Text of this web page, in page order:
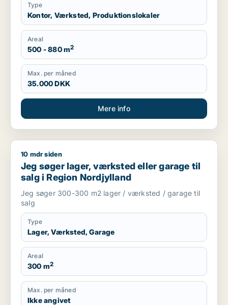
Type
Kontor, Værksted, Produktionslokaler
Areal
500 - 880 m2
Max. per måned
35.000 DKK
Mere info
Jeg søger lager, værksted eller garage til salg i Region
10 mdr siden
Jeg søger lager, værksted eller garage til
salg i Region Nordjylland
Jeg søger 300-300 m2 lager / værksted / garage til
salg
Type
Lager, Værksted, Garage
Areal
300 m2
Max. per måned
Ikke angivet